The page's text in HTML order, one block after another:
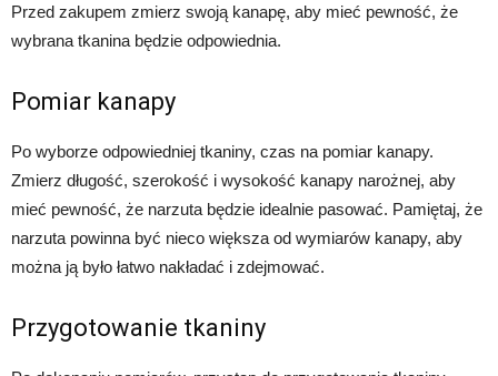
Przed zakupem zmierz swoją kanapę, aby mieć pewność, że
wybrana tkanina będzie odpowiednia.
Pomiar kanapy
Po wyborze odpowiedniej tkaniny, czas na pomiar kanapy.
Zmierz długość, szerokość i wysokość kanapy narożnej, aby
mieć pewność, że narzuta będzie idealnie pasować. Pamiętaj, że
narzuta powinna być nieco większa od wymiarów kanapy, aby
można ją było łatwo nakładać i zdejmować.
Przygotowanie tkaniny